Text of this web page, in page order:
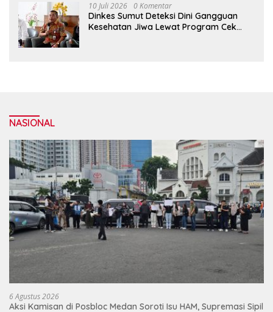
10 Juli 2026 0 Komentar
Dinkes Sumut Deteksi Dini Gangguan
Kesehatan Jiwa Lewat Program Cek
NASIONAL
6 Agustus 2026
Aksi Kamisan di Posbloc Medan Soroti Isu HAM, Supremasi Sipil